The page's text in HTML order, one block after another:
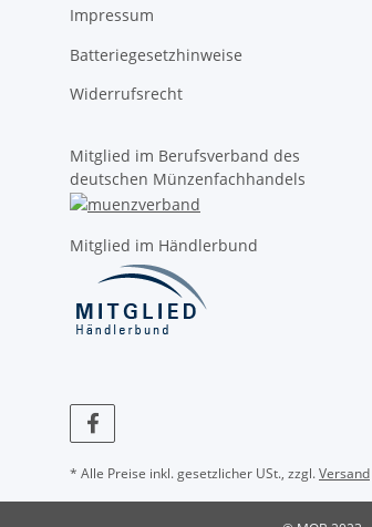
Impressum
Batteriegesetzhinweise
Widerrufsrecht
Mitglied im Berufsverband des
deutschen Münzenfachhandels
Mitglied im Händlerbund
* Alle Preise inkl. gesetzlicher USt., zzgl.Versand